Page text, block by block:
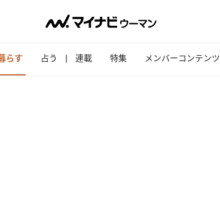
らす 占う 連載 特集 メンバーコンテンツ